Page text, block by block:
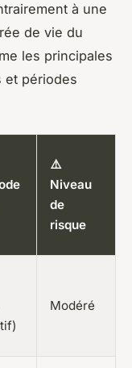
à une
de vie du
les principales
et périodes
⚠️
Niveau
de
risque
Modéré